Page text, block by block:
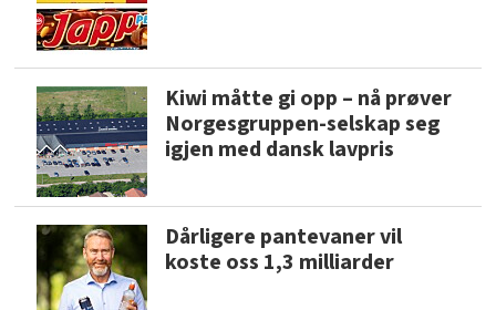
Kiwi måtte gi opp – nå prøver
Norgesgruppen-selskap seg
igjen med dansk lavpris
Dårligere pantevaner vil
koste oss 1,3 milliarder